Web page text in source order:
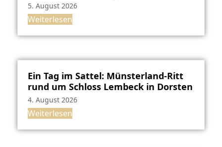
5. August 2026
Weiterlesen
Ein Tag im Sattel: Münsterland-Ritt
rund um Schloss Lembeck in Dorsten
4. August 2026
Weiterlesen